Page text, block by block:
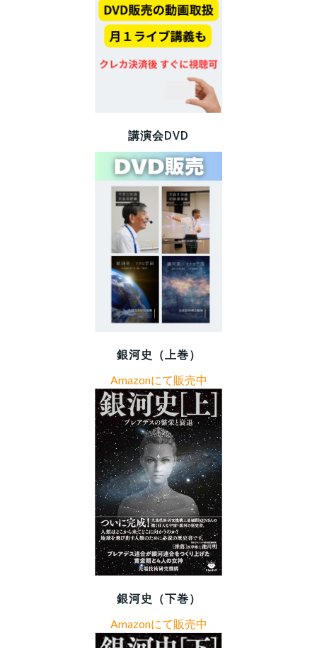
講演会DVD
銀河史（上巻）
Amazonにて販売中
銀河史（下巻）
Amazonにて販売中